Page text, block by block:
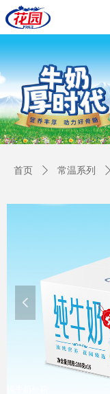
首页 ꄲ 常温系列 ꄲ
넳